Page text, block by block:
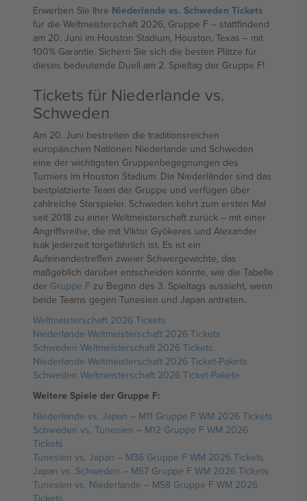
Erwerben Sie Ihre Niederlande vs. Schweden Tickets
für die Weltmeisterschaft 2026, Gruppe F – stattfindend
am 20. Juni im Houston Stadium, Houston, Texas – mit
100% Garantie. Sichern Sie sich die besten Plätze für
dieses bedeutende Duell am 2. Spieltag der Gruppe F!
Tickets für Niederlande vs.
Schweden
Am 20. Juni bestreiten die traditionsreichen
europäischen Nationen Niederlande und Schweden
eine der wichtigsten Gruppenbegegnungen des
Turniers im Houston Stadium. Die Niederländer sind das
bestplatzierte Team der Gruppe und verfügen über
zahlreiche Starspieler. Schweden kehrt zum ersten Mal
seit 2018 zu einer Weltmeisterschaft zurück – mit einer
Angriffsreihe, die mit Viktor Gyökeres und Alexander
Isak jederzeit torgefährlich ist. Es ist ein
Aufeinandertreffen zweier Schwergewichte, das
maßgeblich darüber entscheiden könnte, wie die Tabelle
der Gruppe F zu Beginn des 3. Spieltags aussieht, wenn
beide Teams gegen Tunesien und Japan antreten.
Weltmeisterschaft 2026 Tickets
Niederlande Weltmeisterschaft 2026 Tickets
Schweden Weltmeisterschaft 2026 Tickets
Niederlande Weltmeisterschaft 2026 Ticket-Pakete
Schweden Weltmeisterschaft 2026 Ticket-Pakete
Weitere Spiele der Gruppe F:
Niederlande vs. Japan – M11 Gruppe F WM 2026 Tickets
Schweden vs. Tunesien – M12 Gruppe F WM 2026
Tickets
Tunesien vs. Japan – M36 Gruppe F WM 2026 Tickets
Japan vs. Schweden – M57 Gruppe F WM 2026 Tickets
Tunesien vs. Niederlande – M58 Gruppe F WM 2026
Tickets